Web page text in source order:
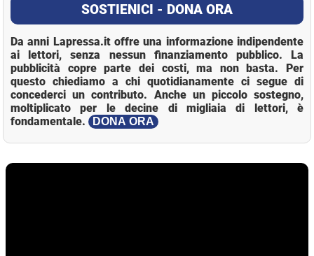
SOSTIENICI - DONA ORA
Da anni Lapressa.it offre una informazione indipendente
ai lettori, senza nessun finanziamento pubblico. La
pubblicità copre parte dei costi, ma non basta. Per
questo chiediamo a chi quotidianamente ci segue di
concederci un contributo. Anche un piccolo sostegno,
moltiplicato per le decine di migliaia di lettori, è
fondamentale.
DONA ORA